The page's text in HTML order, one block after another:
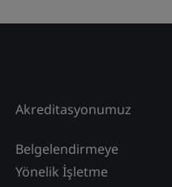
Akreditasyonumuz
Belgelendirmeye
Yönelik İşletme